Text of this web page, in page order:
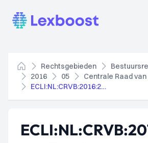
Lexboost
Home
Rechtsgebieden
2016
05
ECLI:NL:CRVB:2016:2050